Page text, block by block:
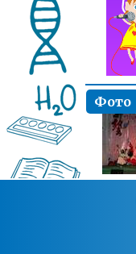
Фото